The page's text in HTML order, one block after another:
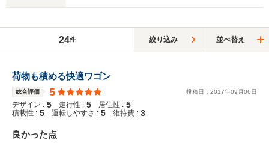
24件 絞り込み 並べ替え
荷物も積める快適ワゴン
総合評価 5 投稿日： 2017年09 月06日
デザイン : 5 走行性 : 5 居住性 : 5
積載性 : 5 運転しやすさ : 5 維持費 : 3
良かった点